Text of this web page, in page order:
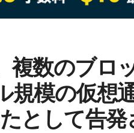
複数のブロ
模の仮想
として告発